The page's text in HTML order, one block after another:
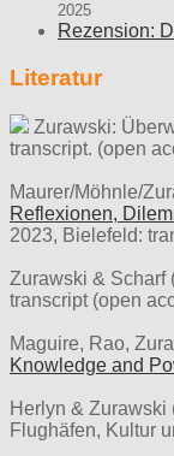
2025
Rezension:
Literatur
Zurawski:
transcript. (open
Maurer/Möhnle/
Reflexionen,
2023, Bielefeld:
Zurawski & Scharf
transcript (open
Maguire, Rao,
Knowledge and
Herlyn & Zurawski
Flughäfen, Kultur